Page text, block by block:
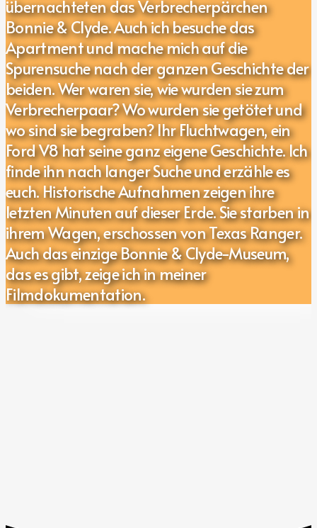
übernachteten das Verbrecherpärchen
Bonnie & Clyde. Auch ich besuche das
Apartment und mache mich auf die
Spurensuche nach der ganzen Geschichte der
beiden. Wer waren sie, wie wurden sie zum
Verbrecherpaar? Wo wurden sie getötet und
wo sind sie begraben? Ihr Fluchtwagen, ein
Ford V8 hat seine ganz eigene Geschichte. Ich
finde ihn nach langer Suche und erzähle es
euch. Historische Aufnahmen zeigen ihre
letzten Minuten auf dieser Erde. Sie starben in
ihrem Wagen, erschossen von Texas Ranger.
Auch das einzige Bonnie & Clyde-Museum,
das es gibt, zeige ich in meiner
Filmdokumentation.